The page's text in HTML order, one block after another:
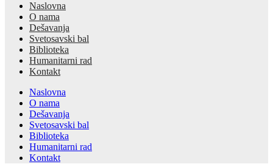
Naslovna
O nama
Dešavanja
Svetosavski bal
Biblioteka
Humanitarni rad
Kontakt
Naslovna
O nama
Dešavanja
Svetosavski bal
Biblioteka
Humanitarni rad
Kontakt